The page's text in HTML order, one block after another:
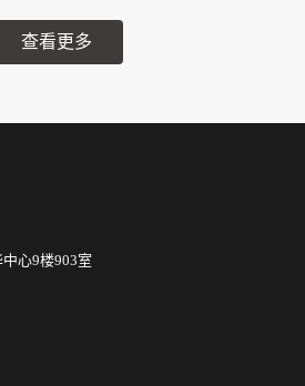
查看更多
心9楼903室